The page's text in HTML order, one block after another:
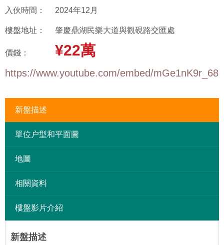
入伙時間： 2024年12月
樓盤地址： 肇慶鼎湖民樂大道與觀硯路交匯處
價錢： ¥22萬
https://www.youtube.com/embed/mGe1nK9r_68
新盤描述
單位户型和平面圖
地圖
相關資料
樓盤影片介紹
新盤描述